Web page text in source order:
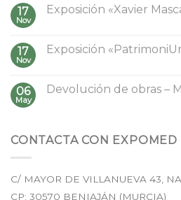
17
Nov
Exposición «Xavier
17
Nov
Exposición
06
May
Devolución de obras –
CONTACTA CON EXPOMED
C/ MAYOR DE VILLANUEVA 43,
CP: 30570 BENIAJÁN (MURCIA)